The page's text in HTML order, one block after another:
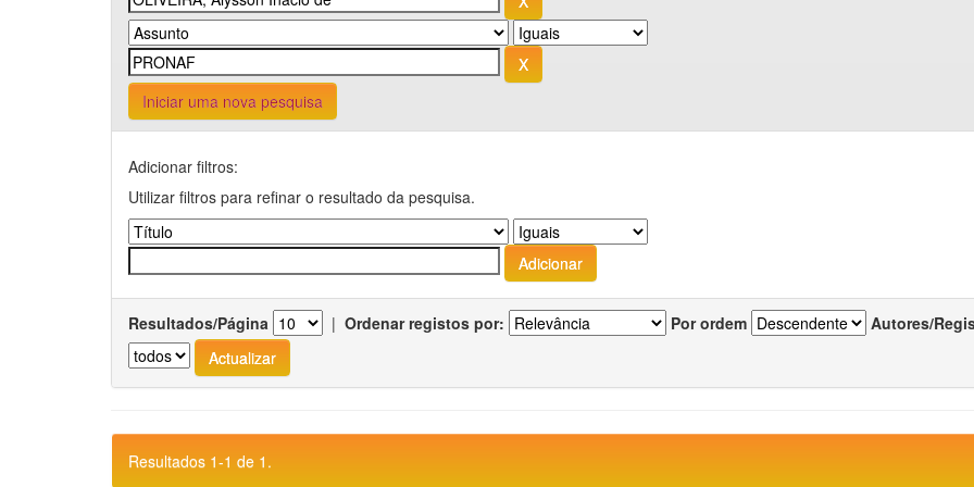
Iniciar uma nova pesquisa
Adicionar filtros:
Utilizar filtros para refinar o resultado da pesquisa.
Resultados/Página | Ordenar registos por: Por ordem Autores/
Resultados 1-1 de 1.